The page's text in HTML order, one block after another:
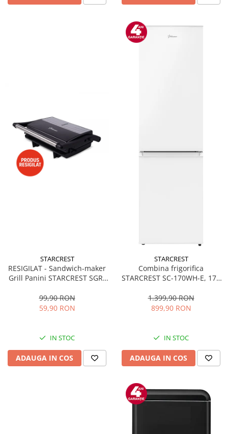
STARCREST
RESIGILAT - Sandwich-maker
Grill Panini STARCREST SGR-
nonaderente, Deschidere
180°, Suprafata de gatire 23 x
99,90 RON
59,90 RON
IN STOC
ADAUGA IN COS
STARCREST
Combina frigorifica
STARCREST SC-170WH-E, 170
Termostat reglabil, Iluminare
LED, Picioare ajustabile, Usi
1.399,90 RON
899,90 RON
IN STOC
ADAUGA IN COS